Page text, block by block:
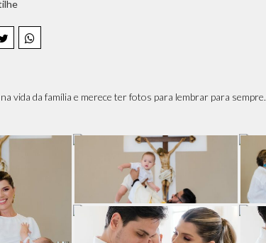
vida da família e merece ter fotos para lembrar para sempre.